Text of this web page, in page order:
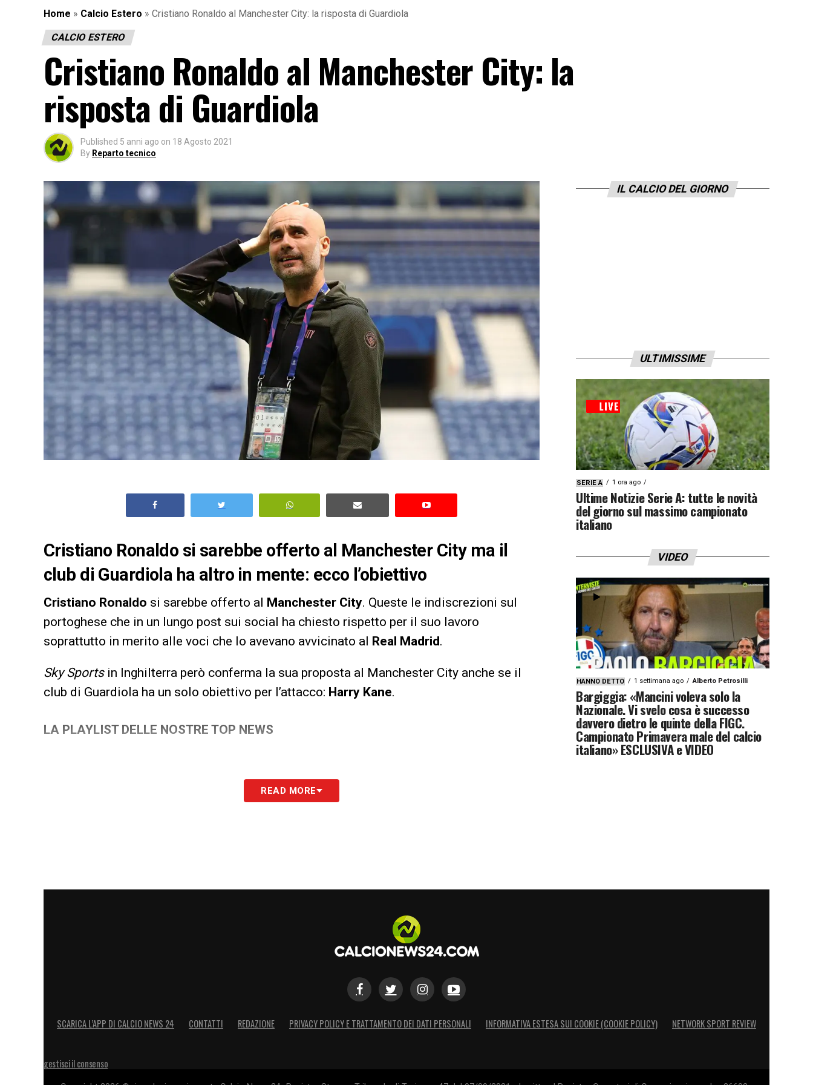
Home » Calcio Estero » Cristiano Ronaldo al Manchester City: la risposta di Guardiola
CALCIO ESTERO
Cristiano Ronaldo al Manchester City: la
risposta di Guardiola
Published 5 anni ago on 18 Agosto 2021
By Reparto tecnico
Cristiano Ronaldo si sarebbe offerto al Manchester City ma il
club di Guardiola ha altro in mente: ecco l’obiettivo
Cristiano Ronaldo si sarebbe offerto al Manchester City. Queste le indiscrezioni sul
portoghese che in un lungo post sui social ha chiesto rispetto per il suo lavoro
soprattutto in merito alle voci che lo avevano avvicinato al Real Madrid.
Sky Sportsin Inghilterra però conferma la sua proposta al Manchester City anche se il
club di Guardiola ha un solo obiettivo per l’attacco: Harry Kane.
LA PLAYLIST DELLE NOSTRE TOP NEWS
READ MORE
IL CALCIO DEL GIORNO
ULTIMISSIME
SERIE A 1 ora ago
Ultime Notizie Serie A: tutte le novità
del giorno sul massimo campionato
italiano
VIDEO
HANNO DETTO 1 settimana ago Alberto Petrosilli
Bargiggia: «Mancini voleva solo la
Nazionale. Vi svelo cosa è successo
davvero dietro le quinte della FIGC.
Campionato Primavera male del calcio
italiano» ESCLUSIVA e VIDEO
SCARICA L’APP DI CALCIO NEWS 24 CONTATTI REDAZIONE PRIVACY POLICY E TRATTAMENTO DEI DATI PERSONALI INFORMATIVA ESTESA SUI COOKIE (COOKIE POLICY) NETWORK SPORT REVIEW
gestisci il consenso